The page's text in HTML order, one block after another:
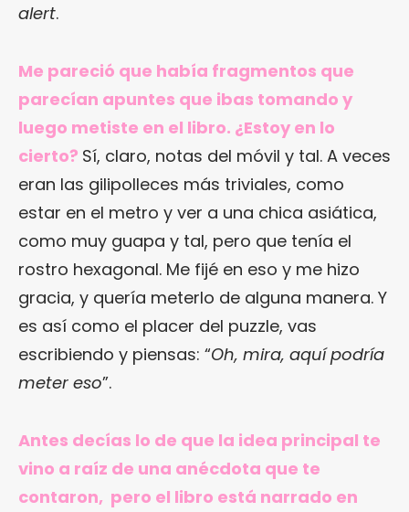
alert.
Me pareció que había fragmentos que
parecían apuntes que ibas tomando y
luego metiste en el libro. ¿Estoy en lo
cierto? Sí, claro, notas del móvil y tal. A veces
eran las gilipolleces más triviales, como
estar en el metro y ver a una chica asiática,
como muy guapa y tal, pero que tenía el
rostro hexagonal. Me fijé en eso y me hizo
gracia, y quería meterlo de alguna manera. Y
es así como el placer del puzzle, vas
escribiendo y piensas: “Oh, mira, aquí podría
meter eso”.
Antes decías lo de que la idea principal te
vino a raíz de una anécdota que te
contaron, pero el libro está narrado en